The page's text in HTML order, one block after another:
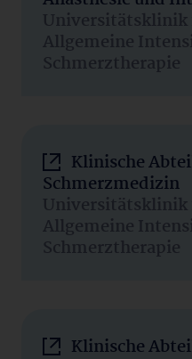
Universitätsklinik
Allgemeine
Schmerztherapie
Klinische
Schmerzmedizin
Universitätsklinik
Allgemeine
Schmerztherapie
Klinische